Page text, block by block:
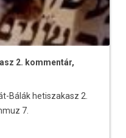
2. kommentár,
Bálák hetiszakasz 2.
7.